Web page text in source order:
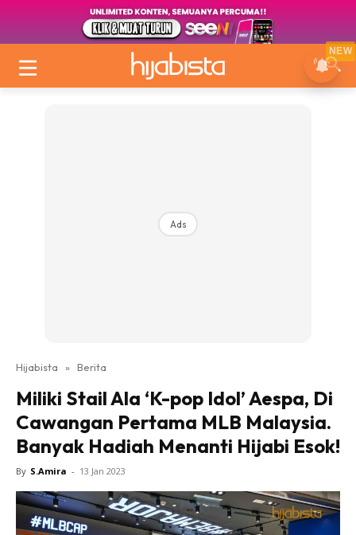
Ads
Hijabista » Berita
Miliki Stail Ala ‘K-pop Idol’ Aespa, Di
Cawangan Pertama MLB Malaysia.
Banyak Hadiah Menanti Hijabi Esok!
By S.Amira - 13 Jan 2023
NEW